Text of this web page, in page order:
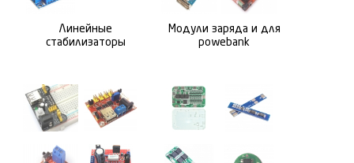
Линейные
стабилизаторы
Модули заряда и для
powebank